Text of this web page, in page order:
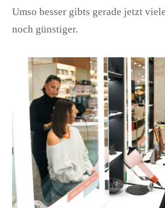
Umso besser gibts gerade jetzt
noch günstiger.